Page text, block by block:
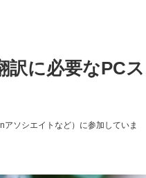
訳に必要なPCス
ソシエイトなど）に参加していま